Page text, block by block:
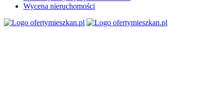
Wycena nieruchomości